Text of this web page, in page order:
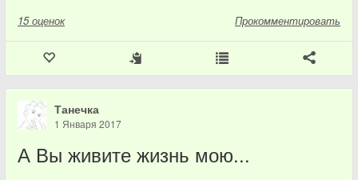
15 оценок Прокомментировать
Танечка
1 Января 2017
А Вы живите жизнь мою...